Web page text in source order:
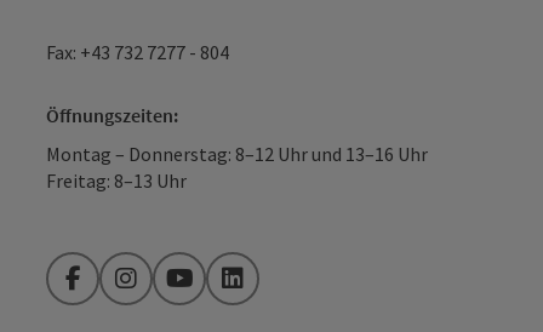
Fax: +43 732 7277 - 804
Öffnungszeiten:
Montag – Donnerstag: 8–12 Uhr und 13–16 Uhr
Freitag: 8–13 Uhr
FacebookInstagramYouTubeLinkedIn